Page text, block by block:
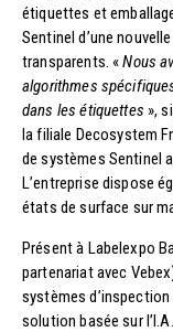
étiquettes et
Sentinel d’une
transparents. «Nous
algorithmes
dans les étiquettes »,
la filiale Decosystem
de systèmes Sentinel
L’entreprise dispose
états de surface sur
Présent à Labelexpo
partenariat avec
systèmes
solution basée sur l’I.A.